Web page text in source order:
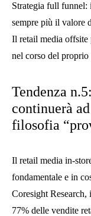
Strategia full funnel:
sempre più il valore
Il retail media offsite
nel corso del proprio
Tendenza
continuerà
filosofia
Il retail media in-
fondamentale e in
Coresight
77% delle vendite